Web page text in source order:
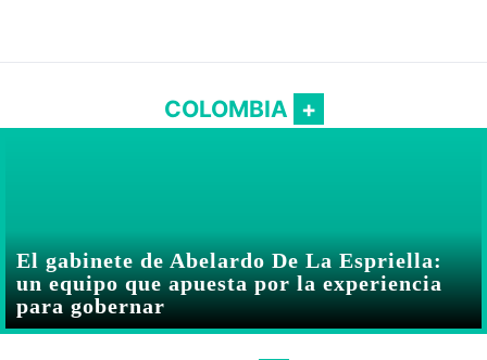
COLOMBIA
El gabinete de Abelardo De La Espriella:
un equipo que apuesta por la experiencia
para gobernar